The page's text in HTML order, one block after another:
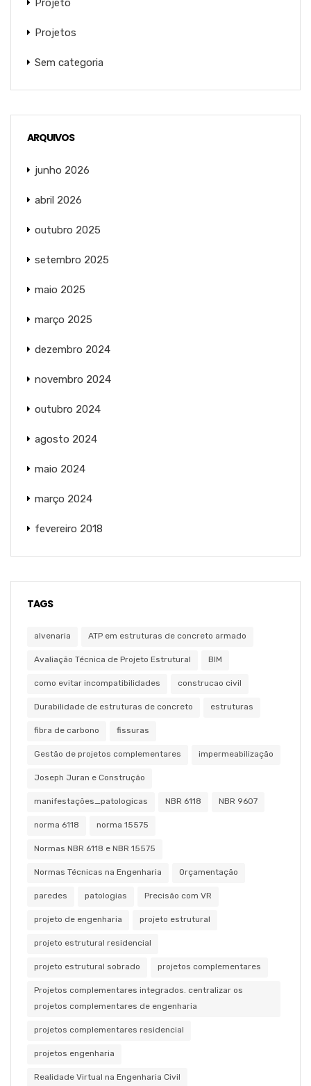
Projeto
Projetos
Sem categoria
ARQUIVOS
junho 2026
abril 2026
outubro 2025
setembro 2025
maio 2025
março 2025
dezembro 2024
novembro 2024
outubro 2024
agosto 2024
maio 2024
março 2024
fevereiro 2018
TAGS
alvenaria ATP em estruturas de concreto armado
Avaliação Técnica de Projeto Estrutural BIM
como evitar incompatibilidades construcao civil
Durabilidade de estruturas de concreto estruturas
fibra de carbono fissuras
Gestão de projetos complementares impermeabilização
Joseph Juran e Construção
manifestações_patologicas NBR 6118 NBR 9607
norma 6118 norma 15575
Normas NBR 6118 e NBR 15575
Normas Técnicas na Engenharia Orçamentação
paredes patologias Precisão com VR
projeto de engenharia projeto estrutural
projeto estrutural residencial
projeto estrutural sobrado projetos complementares
Projetos complementares integrados. centralizar os
projetos complementares de engenharia
projetos complementares residencial
projetos engenharia
Realidade Virtual na Engenharia Civil